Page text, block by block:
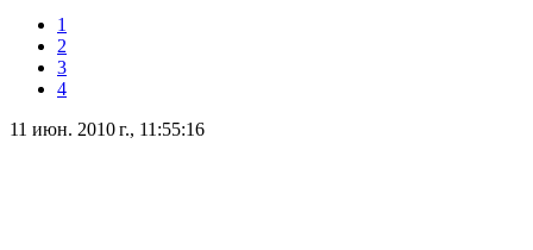
1
2
3
4
11 июн. 2010 г., 11:55:16